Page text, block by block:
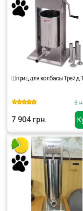
Шприц для колбасы Трейд
В
7 904 грн.